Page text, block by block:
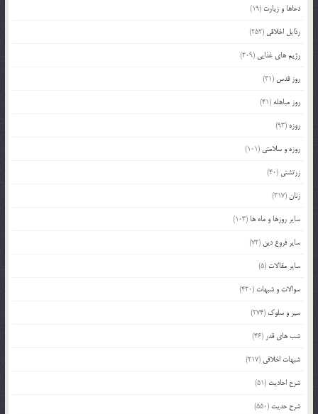
دعاها و زیارت (19)
رذایل اخلاقی (252)
رژیم های غذایی (209)
روز قدس (31)
روز مباهله (41)
روزه (93)
روزه و سلامتی (101)
زرتشتی (40)
زنان(317)
سایر روزها و ماه ها (103)
سایر فروع دین (72)
سایر مقالات (5)
سوالات و شبهات (420)
سیر و سلوک (274)
شب های قدر (46)
شبهات اخلاقی (217)
شرح احادیث (51)
شرح حدیث (550)